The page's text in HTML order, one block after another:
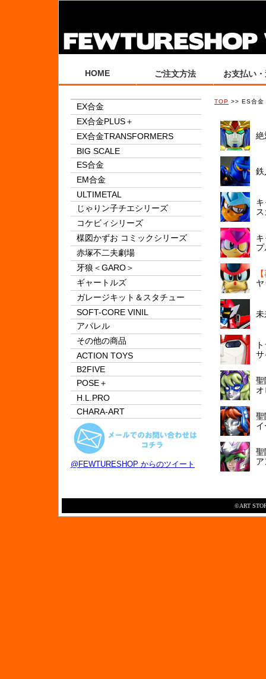
HOME ご注文方法 お支払い
EX合金
EX合金PLUS＋
EX合金TRANSFORMERS
BIG SCALE
ES合金
EM合金
ULTIMETAL
じゃりン子チエシリーズ
コケビィシリーズ
楳図かずお コミックシリーズ
赤塚不二夫劇場
牙狼＜GARO＞
ギャートルズ
ガレージキット＆スタチュー
SOFT-CORE VINIL
アパレル
その他の商品
ACTION TOYS
B2FIVE
POSE＋
H.L.PRO
CHARA-ART
@FEWTURESHOP からのツイート
TOP >> ES合金
絶
鉄
サ
©ART